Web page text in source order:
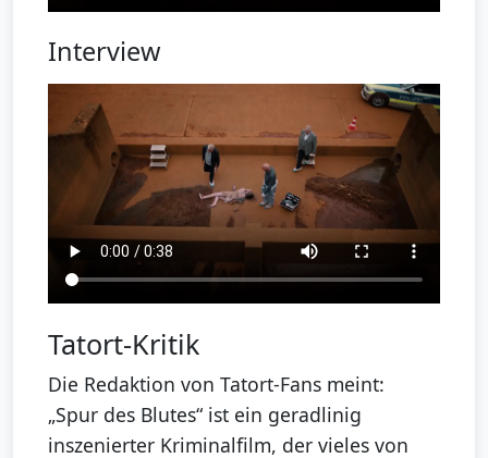
Interview
Tatort-Kritik
Die Redaktion von Tatort-Fans meint:
„Spur des Blutes“ ist ein geradlinig
inszenierter Kriminalfilm, der vieles von